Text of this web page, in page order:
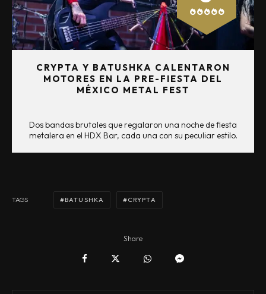
CRYPTA Y BATUSHKA CALENTARON
MOTORES EN LA PRE-FIESTA DEL
MÉXICO METAL FEST
Dos bandas brutales que regalaron una noche de fiesta
metalera en el HDX Bar, cada una con su peculiar estilo.
TAGS BATUSHKA CRYPTA
Share